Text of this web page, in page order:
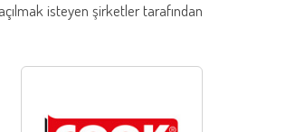
isteyen şirketler tarafından